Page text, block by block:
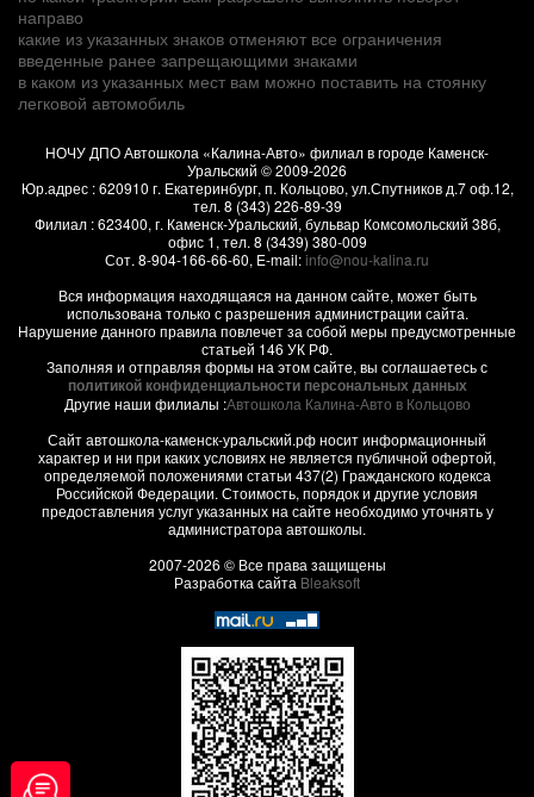
направо
какие из указанных знаков отменяют все ограничения
введенные ранее запрещающими знаками
в каком из указанных мест вам можно поставить на стоянку
легковой автомобиль
НОЧУ ДПО Автошкола «Калина-Авто» филиал в городе Каменск-
Уральский © 2009-2026
Юр.адрес :620910 г. Екатеринбург, п. Кольцово, ул.Спутников д.7 оф.12,
тел. 8 (343) 226-89-39
Филиал :623400, г. Каменск-Уральский, бульвар Комсомольский 38б,
офис 1, тел. 8 (3439) 380-009
Сот. 8-904-166-66-60, E-mail:info@nou-kalina.ru
Вся информация находящаяся на данном сайте, может быть
использована только с разрешения администрации сайта.
Нарушение данного правила повлечет за собой меры предусмотренные
статьей 146 УК РФ.
Заполняя и отправляя формы на этом сайте, вы соглашаетесь с
политикой конфиденциальности персональных данных
Другие наши филиалы :Автошкола Калина-Авто в Кольцово
Сайт автошкола-каменск-уральский.рф носит информационный
характер и ни при каких условиях не является публичной офертой,
определяемой положениями статьи 437(2) Гражданского кодекса
Российской Федерации. Стоимость, порядок и другие условия
предоставления услуг указанных на сайте необходимо уточнять у
администратора автошколы.
2007-2026 © Все права защищены
Разработка сайта Bleaksoft